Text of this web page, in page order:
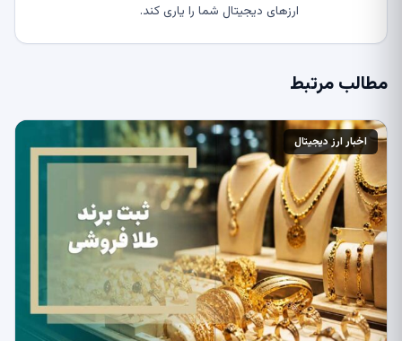
ارزهای دیجیتال شما را یاری کند.
مطالب مرتبط
اخبار ارز دیجیتال